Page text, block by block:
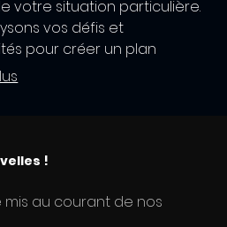
votre situation particulière.
vos défis et
pour créer un plan
et réalisable. Cet
personnalisé vous
Maximisez votre potentiel
!
au courant de nos